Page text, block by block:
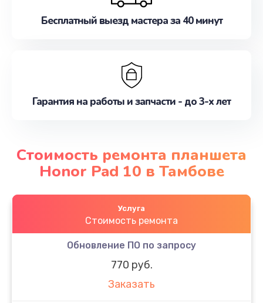
Бесплатный выезд мастера за 40 минут
Гарантия на работы и запчасти - до 3-х лет
Стоимость ремонта планшета
Honor Pad 10 в Тамбове
Услуга
Стоимость ремонта
Обновление ПО по запросу
770 руб.
Заказать